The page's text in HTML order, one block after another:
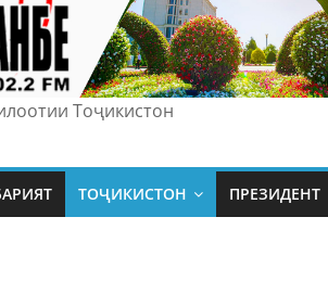
Тоҷикистон
ТОҶИКИСТОН ПРЕЗИДЕНТ